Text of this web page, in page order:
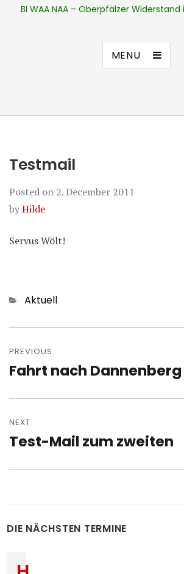
BI WAA NAA – Oberpfälzer
MENU
Testmail
Posted on 2. December 2011
byHilde
Servus Wölt!
Categories
Aktuell
navigation
PREVIOUS
Previous
Fahrt nach Dannenberg
NEXT
Next
Test-Mail zum zweiten
DIE NÄCHSTEN TERMINE